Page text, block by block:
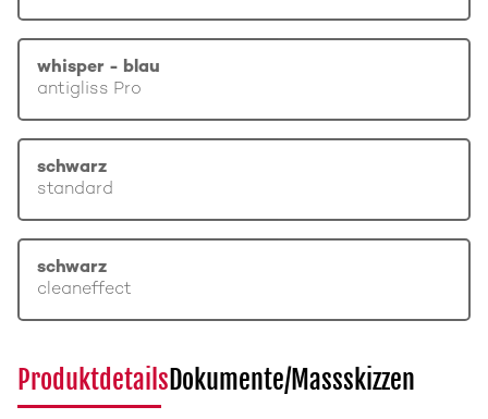
whisper - blau
antigliss Pro
schwarz
standard
schwarz
cleaneffect
ProduktdetailsDokumente/Massskizzen